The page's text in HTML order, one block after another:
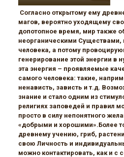
Согласно открытому ему
магов, вероятно уходящему
допотопное время, мир также
неорганическими
человека, а потому
генерирование этой энергии в
эта энергия – проявляемые
самого человека: такие,
ненависть, зависть и т.д.
знание и стало одним из
религиях заповедей и правил
просто в силу непонятного
«добрыми и хорошими».Более
древнему учению, гриб,
свою Личность и
можно контактировать, как и с